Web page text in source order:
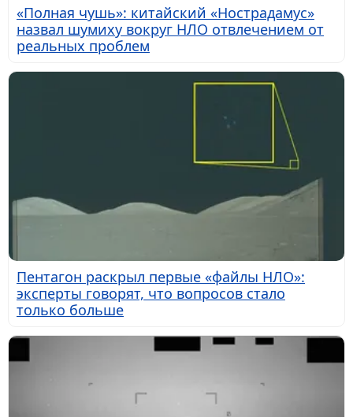
«Полная чушь»: китайский «Нострадамус»
назвал шумиху вокруг НЛО отвлечением от
реальных проблем
Пентагон раскрыл первые «файлы НЛО»:
эксперты говорят, что вопросов стало
только больше